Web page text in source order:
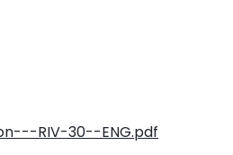
RIV-30--ENG.pdf